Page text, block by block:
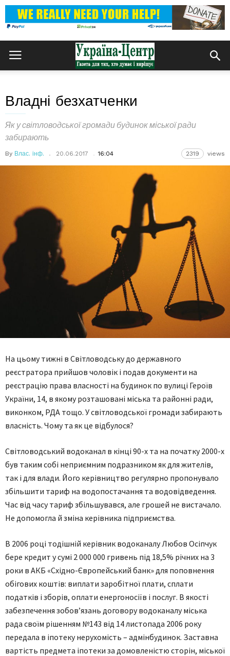
Владні безхатченки
Як у світловодської громади будинок міської ради
забирають
By Влас. інф. 20.06.2017 16:04 2319 views
На цьому тижні в Світловодську до державного
реєстратора прийшов чоловік і подав документи на
реєстрацію права власності на будинок по вулиці Героїв
України, 14, в якому розташовані міська та районні ради,
виконком, РДА тощо. У світловодської громади забирають
власність. Чому та як це відбулося?
Світловодський водоканал в кінці 90-х та на початку 2000-х
був таким собі неприємним подразником як для жителів,
так і для влади. Його керівництво регулярно пропонувало
збільшити тариф на водопостачання та водовідведення.
Час від часу тариф збільшувався, але грошей не вистачало.
Не допомогла й зміна керівника підприємства.
В 2006 році тодішній керівник водоканалу Любов Осіпчук
бере кредит у сумі 2 000 000 гривень під 18,5% річних на 3
роки в АКБ «Східно-Європейський банк» для поповнен­ня
обігових коштів: виплати заробітної плати, сплати
податків і зборів, оплати енергоносіїв і послуг. В якості
забезпечення зобов’язань договору водоканалу міська
рада своїм рішенням №143 від 14 листопада 2006 року
передала в іпотеку нерухомість – адмінбудинок. Заставна
вартість предмета іпотеки за домовленістю сторін, міської